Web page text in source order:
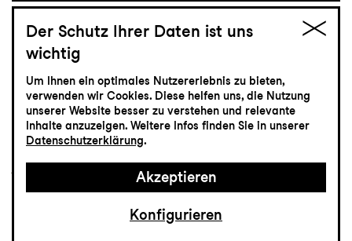
CHF 25-70
Konzert
5.11Donnerstag
jung
Magische Welten
Der Schutz Ihrer Daten ist uns
wichtig
Um Ihnen ein optimales Nutzererlebnis zu bieten,
verwenden wir Cookies. Diese helfen uns, die Nutzung
unserer Website besser zu verstehen und relevante
Inhalte anzuzeigen. Weitere Infos finden Sie in unserer
Datenschutzerklärung.
Akzeptieren
Konfigurieren